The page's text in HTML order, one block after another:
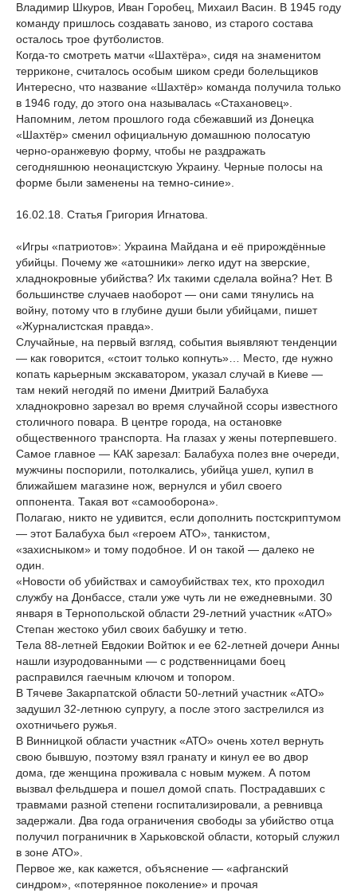
Владимир Шкуров, Иван Горобец, Михаил Васин. В 1945 году
команду пришлось создавать заново, из старого состава
осталось трое футболистов.
Когда-то смотреть матчи «Шахтёра», сидя на знаменитом
терриконе, считалось особым шиком среди болельщиков
Интересно, что название «Шахтёр» команда получила только
в 1946 году, до этого она называлась «Стахановец».
Напомним, летом прошлого года сбежавший из Донецка
«Шахтёр» сменил официальную домашнюю полосатую
черно-оранжевую форму, чтобы не раздражать
сегодняшнюю неонацистскую Украину. Черные полосы на
форме были заменены на темно-синие».
16.02.18. Статья Григория Игнатова.
«Игры «патриотов»: Украина Майдана и её прирождённые
убийцы. Почему же «атошники» легко идут на зверские,
хладнокровные убийства? Их такими сделала война? Нет. В
большинстве случаев наоборот — они сами тянулись на
войну, потому что в глубине души были убийцами, пишет
«Журналистская правда».
Случайные, на первый взгляд, события выявляют тенденции
— как говорится, «стоит только копнуть»… Место, где нужно
копать карьерным экскаватором, указал случай в Киеве —
там некий негодяй по имени Дмитрий Балабуха
хладнокровно зарезал во время случайной ссоры известного
столичного повара. В центре города, на остановке
общественного транспорта. На глазах у жены потерпевшего.
Самое главное — КАК зарезал: Балабуха полез вне очереди,
мужчины поспорили, потолкались, убийца ушел, купил в
ближайшем магазине нож, вернулся и убил своего
оппонента. Такая вот «самооборона».
Полагаю, никто не удивится, если дополнить постскриптумом
— этот Балабуха был «героем АТО», танкистом,
«захисныком» и тому подобное. И он такой — далеко не
один.
«Новости об убийствах и самоубийствах тех, кто проходил
службу на Донбассе, стали уже чуть ли не ежедневными. 30
января в Тернопольской области 29-летний участник «АТО»
Степан жестоко убил своих бабушку и тетю.
Тела 88-летней Евдокии Войтюк и ее 62-летней дочери Анны
нашли изуродованными — с родственницами боец
расправился гаечным ключом и топором.
В Тячеве Закарпатской области 50-летний участник «АТО»
задушил 32-летнюю супругу, а после этого застрелился из
охотничьего ружья.
В Винницкой области участник «АТО» очень хотел вернуть
свою бывшую, поэтому взял гранату и кинул ее во двор
дома, где женщина проживала с новым мужем. А потом
вызвал фельдшера и пошел домой спать. Пострадавших с
травмами разной степени госпитализировали, а ревнивца
задержали. Два года ограничения свободы за убийство отца
получил пограничник в Харьковской области, который служил
в зоне АТО».
Первое же, как кажется, объяснение — «афганский
синдром», «потерянное поколение» и прочая